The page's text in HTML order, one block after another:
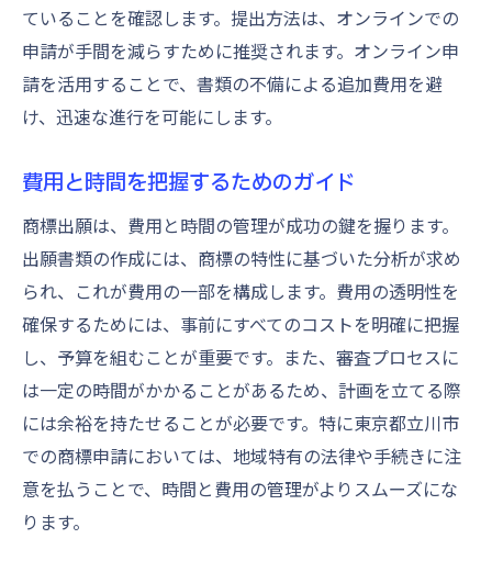
ていることを確認します。提出方法は、オンラインでの
申請が手間を減らすために推奨されます。オンライン申
請を活用することで、書類の不備による追加費用を避
け、迅速な進行を可能にします。
費用と時間を把握するためのガイド
商標出願は、費用と時間の管理が成功の鍵を握ります。
出願書類の作成には、商標の特性に基づいた分析が求め
られ、これが費用の一部を構成します。費用の透明性を
確保するためには、事前にすべてのコストを明確に把握
し、予算を組むことが重要です。また、審査プロセスに
は一定の時間がかかることがあるため、計画を立てる際
には余裕を持たせることが必要です。特に東京都立川市
での商標申請においては、地域特有の法律や手続きに注
意を払うことで、時間と費用の管理がよりスムーズにな
ります。